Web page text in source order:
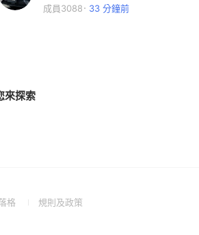
成員3088
33 分鐘前
來探索
格
(Open規則及政策(Open